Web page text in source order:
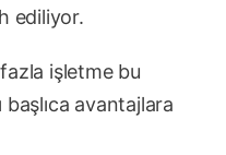
ediliyor.
işletme bu
avantajlara